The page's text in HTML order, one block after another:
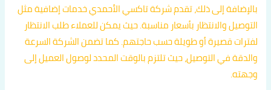
بالإضافة إلى ذلك، تقدم شركة تاكسي الأحمدي خدمات إضافية مثل
التوصيل والانتظار بأسعار مناسبة. حيث يمكن للعملاء طلب الانتظار
لفترات قصيرة أو طويلة حسب حاجتهم. كما تضمن الشركة السرعة
والدقة في التوصيل، حيث تلتزم بالوقت المحدد لوصول العميل إلى
وجهته.